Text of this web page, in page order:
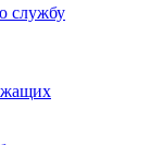
службу